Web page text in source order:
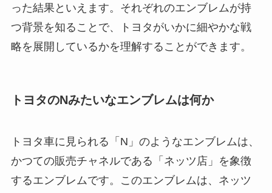
った結果といえます。それぞれのエンブレムが持
つ背景を知ることで、トヨタがいかに細やかな戦
略を展開しているかを理解することができます。
トヨタのNみたいなエンブレムは何か
トヨタ車に見られる「N」のようなエンブレムは、
かつての販売チャネルである「ネッツ店」を象徴
するエンブレムです。このエンブレムは、ネッツ